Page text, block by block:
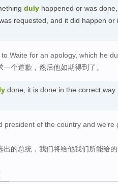
duly happened or was
requested, and it did happen or
Waite for an apology, which he
个道歉，然后他如期得到了。
done, it is done in the correct
president of the country and
的总统，我们将给他我们所能给的